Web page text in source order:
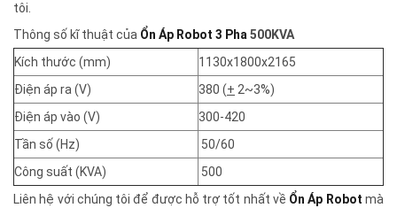
tôi.
Thông số kĩ thuật của Ổn Áp Robot 3 Pha500KVA
Kích thước (mm)
1130x1800x2165
Điện áp ra (V)
380 (+ 2~3%)
Điện áp vào (V)
300-420
Tần số (Hz)
50/60
Công suất (KVA)
500
Liên hệ với chúng tôi để được hỗ trợ tốt nhất về Ổn Áp Robotmà